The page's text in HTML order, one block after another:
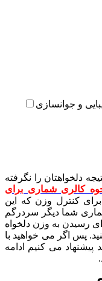
و جوانسازی
دلخواهتان را نگرفته
کالری شماری برای
کنترل وزن که این
شما دیگر سردرگم
رسیدن به وزن دلخواه
پس اگر می خواهید با
پیشنهاد می کنیم ادامه